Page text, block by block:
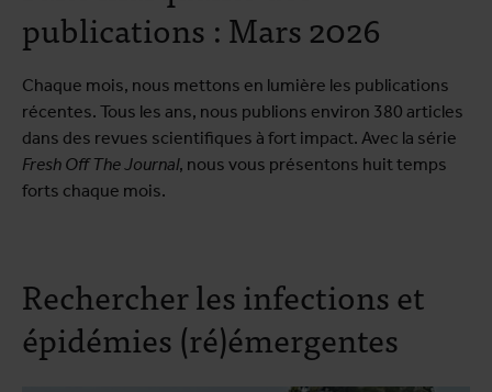
publications : Mars 2026
Chaque mois, nous mettons en lumière les publications
récentes. Tous les ans, nous publions environ 380 articles
dans des revues scientifiques à fort impact. Avec la série
Fresh Off The Journal, nous vous présentons huit temps
forts chaque mois.
Rechercher les infections et
épidémies (ré)émergentes